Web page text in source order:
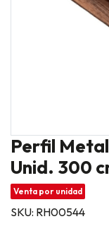
Perfil
Unid. 300
Venta por unidad
SKU: RH00544